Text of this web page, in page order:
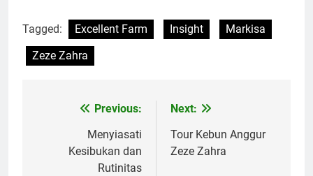
Tagged: Excellent Farm Insight
Markisa
Zeze Zahra
navigation
Previous:
Menyiasati
Kesibukan dan
Rutinitas
Next:
Tour Kebun Anggur
Zeze Zahra